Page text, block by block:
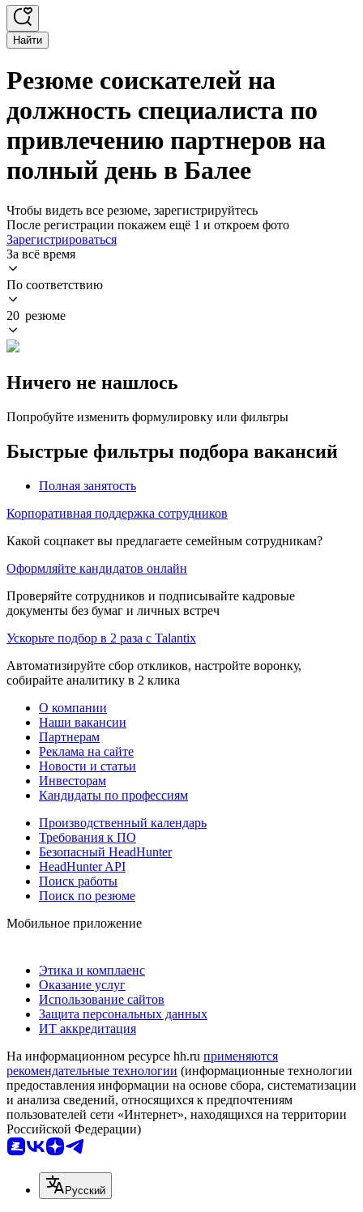
Найти
Резюме соискателей на
должность специалиста по
привлечению партнеров на
полный день в Балее
Чтобы видеть все резюме, зарегистрируйтесь
После регистрации покажем ещё 1 и откроем фото
Зарегистрироваться
За всё время
По соответствию
20 резюме
Ничего не нашлось
Попробуйте изменить формулировку или фильтры
Быстрые фильтры подбора вакансий
Полная занятость
Корпоративная поддержка сотрудников
Какой соцпакет вы предлагаете семейным сотрудникам?
Оформляйте кандидатов онлайн
Проверяйте сотрудников и подписывайте кадровые
документы без бумаг и личных встреч
Ускорьте подбор в 2 раза с Talantix
Автоматизируйте сбор откликов, настройте воронку,
собирайте аналитику в 2 клика
О компании
Наши вакансии
Партнерам
Реклама на сайте
Новости и статьи
Инвесторам
Кандидаты по профессиям
Производственный календарь
Требования к ПО
Безопасный HeadHunter
HeadHunter API
Поиск работы
Поиск по резюме
Мобильное приложение
Этика и комплаенс
Оказание услуг
Использование сайтов
Защита персональных данных
ИТ аккредитация
На информационном ресурсе hh.ru применяются
рекомендательные технологии (информационные технологии
предоставления информации на основе сбора, систематизации
и анализа сведений, относящихся к предпочтениям
пользователей сети «Интернет», находящихся на территории
Российской Федерации)
Русский